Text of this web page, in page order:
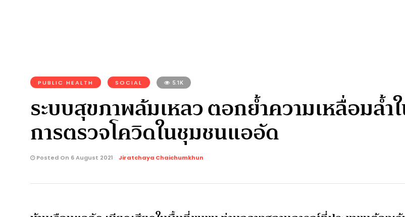
PUBLIC HEALTH SOCIAL 5.1K
ระบบสุขภาพล้มเหลว ตอกย้ำความเหลื่อมล้
การตรวจโควิดในชุมชนแออัด
Posted On 6 August 2021 Jiratchaya Chaichumkhun